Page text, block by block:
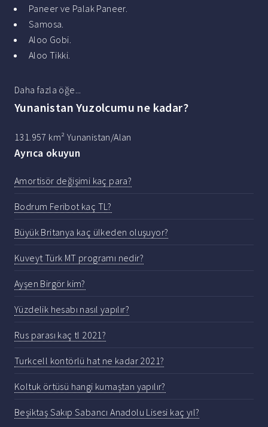
Paneer ve Palak Paneer.
Samosa.
Aloo Gobi.
Aloo Tikki.
Daha fazla öğe...
Yunanistan Yuzolcumu ne kadar?
131.957 km² Yunanistan/Alan
Ayrıca okuyun
Amortisör değişimi kaç para?
Bodrum Feribot kaç TL?
Büyük Britanya kaç ülkeden oluşuyor?
Kuveyt Türk MT programı nedir?
Ayşen Birgör kim?
Yüzdelik hesabı nasıl yapılır?
Rus parası kaç tl 2021?
Turkcell kontörlü hat ne kadar 2021?
Koltuk örtüsü hangi kumaştan yapılır?
Beşiktaş Sakıp Sabancı Anadolu Lisesi kaç yıl?